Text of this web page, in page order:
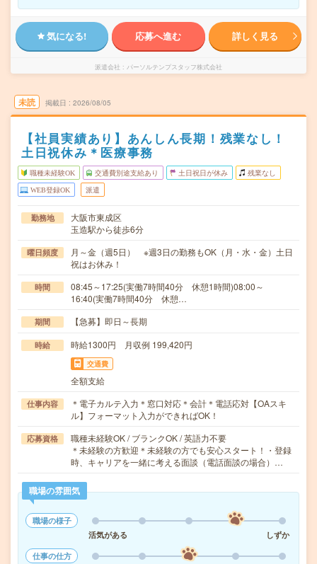
気になる! 応募へ進む 詳しく見る
派遣会社 パーソルテンプスタッフ株式会社
未読 掲載日 2026/08/05
【社員実績あり】あんしん長期！残業なし！
土日祝休み＊医療事務
職種未経験OK 交通費別途支給あり 土日祝日が休み 残業なし
WEB登録OK 派遣
勤務地
大阪市東成区
玉造駅から徒歩6分
曜日頻度
月～金（週5日） ※週3日の勤務もOK（月・水・金）土日
祝はお休み！
時間
08:45～17:25(実働7時間40分 休憩1時間)08:00～
16:40(実働7時間40分 休憩…
期間 【急募】即日～長期
時給 時給1300円 月収例 199,420円
交通費
全額支給
仕事内容
＊電子カルテ入力＊窓口対応＊会計＊電話応対【OAスキ
ル】フォーマット入力ができればOK！
応募資格
職種未経験OK / ブランクOK / 英語力不要
＊未経験の方歓迎＊未経験の方でも安心スタート！・登録
時、キャリアを一緒に考える面談（電話面談の場合）…
職場の雰囲気
職場の様子
活気がある
しずか
仕事の仕方